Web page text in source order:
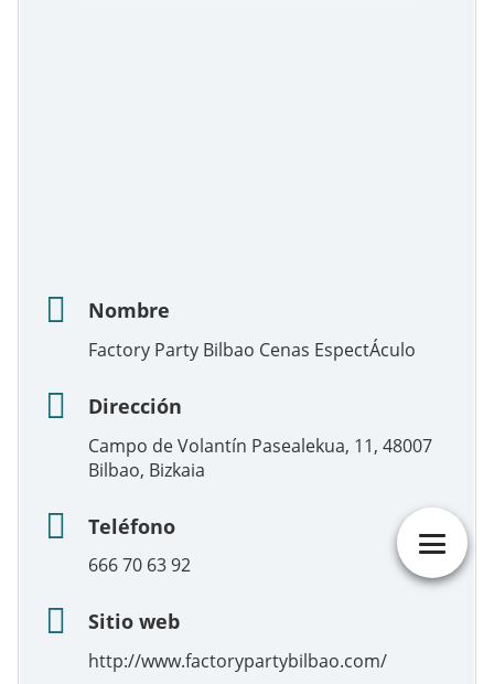
Nombre
Factory Party Bilbao Cenas EspectÁculo
Dirección
Campo de Volantín Pasealekua, 11, 48007
Bilbao, Bizkaia
Teléfono
666 70 63 92
Sitio web
http://www.factorypartybilbao.com/